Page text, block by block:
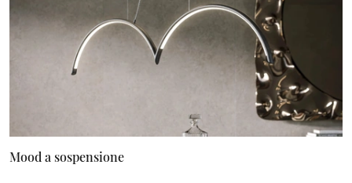
Mood a sospensione